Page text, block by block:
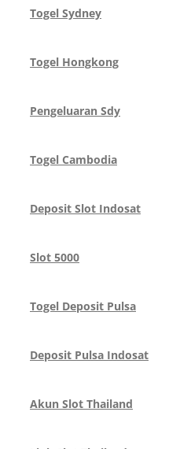
Togel Sydney
Togel Hongkong
Pengeluaran Sdy
Togel Cambodia
Deposit Slot Indosat
Slot 5000
Togel Deposit Pulsa
Deposit Pulsa Indosat
Akun Slot Thailand